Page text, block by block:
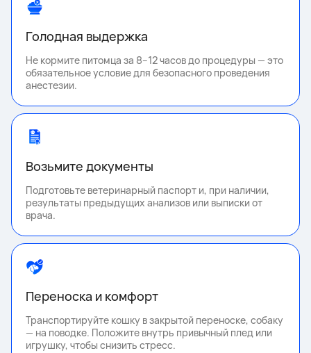
Голодная выдержка
Не кормите питомца за 8–12 часов до процедуры — это
обязательное условие для безопасного проведения
анестезии.
Возьмите документы
Подготовьте ветеринарный паспорт и, при наличии,
результаты предыдущих анализов или выписки от
врача.
Переноска и комфорт
Транспортируйте кошку в закрытой переноске, собаку
— на поводке. Положите внутрь привычный плед или
игрушку, чтобы снизить стресс.